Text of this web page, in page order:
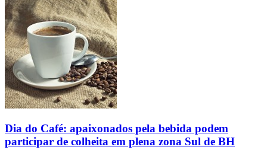
Dia do Café: apaixonados pela bebida podem
participar de colheita em plena zona Sul de BH